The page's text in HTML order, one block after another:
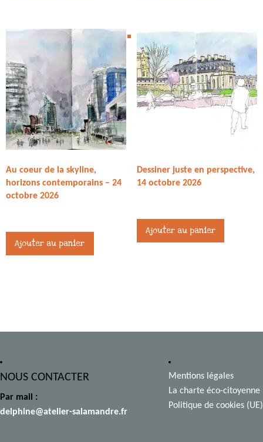
Au coeur de la skyline,
horizons contemporains – 24
octobre 2026
Ajouter au panier
Dessiner juste en perspective,
14 octobre 2026
Ajouter au panier
NOUS CONTACTER
Par mail :
delphine@atelier-salamandre.fr
Mentions légales
La charte éco-citoyenne
Politique de cookies (UE)